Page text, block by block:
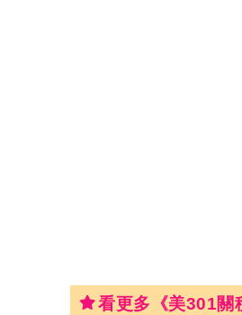
看更多《美301關